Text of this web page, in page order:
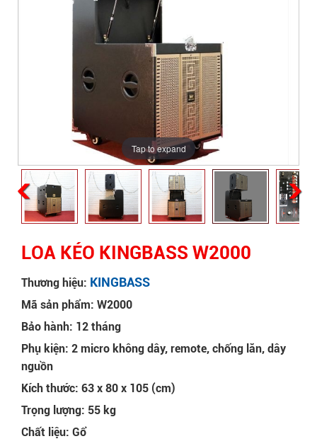
Tap to expand
LOA KÉO KINGBASS W2000
Thương hiệu: KINGBASS
Mã sản phẩm: W2000
Bảo hành: 12 tháng
Phụ kiện: 2 micro không dây, remote, chống lăn, dây
nguồn
Kích thước: 63 x 80 x 105 (cm)
Trọng lượng: 55 kg
Chất liệu: Gổ